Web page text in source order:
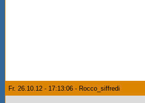
Fr. 26.10.12 - 17:13:06 - Rocco_siffredi